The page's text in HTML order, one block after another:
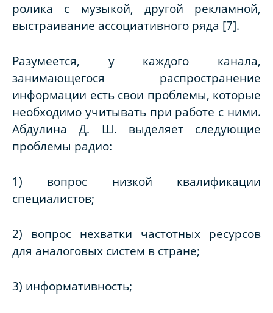
ролика с музыкой, другой рекламной,
выстраивание ассоциативного ряда [7].
Разумеется, у каждого канала,
занимающегося распространение
информации есть свои проблемы, которые
необходимо учитывать при работе с ними.
Абдулина Д. Ш. выделяет следующие
проблемы радио:
1) вопрос низкой квалификации
специалистов;
2) вопрос нехватки частотных ресурсов
для аналоговых систем в стране;
3) информативность;